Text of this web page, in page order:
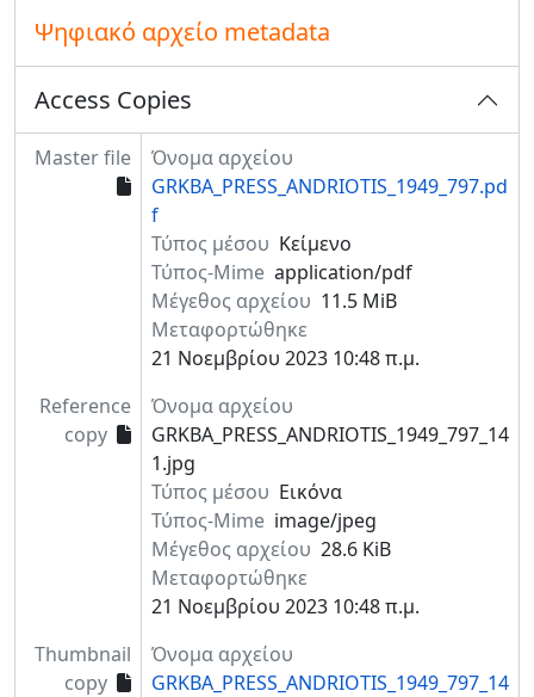
Ψηφιακό αρχείο metadata
Access Copies
Master file
Όνομα αρχείου
GRKBA_PRESS_ANDRIOTIS_1949_797.pd
f
Τύπος μέσου Κείμενο
Τύπος-Mime application/pdf
Μέγεθος αρχείου 11.5 MiB
Μεταφορτώθηκε
21 Νοεμβρίου 2023 10:48 π.μ.
Reference
copy
Όνομα αρχείου
GRKBA_PRESS_ANDRIOTIS_1949_797_14
1.jpg
Τύπος μέσου Εικόνα
Τύπος-Mime image/jpeg
Μέγεθος αρχείου 28.6 KiB
Μεταφορτώθηκε
21 Νοεμβρίου 2023 10:48 π.μ.
Thumbnail
copy
Όνομα αρχείου
GRKBA_PRESS_ANDRIOTIS_1949_797_14